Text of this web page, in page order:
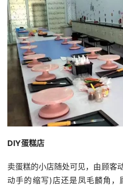
DIY蛋糕店
卖蛋糕的小店随处可见，由顾客
动手的缩写)店还是凤毛麟角，